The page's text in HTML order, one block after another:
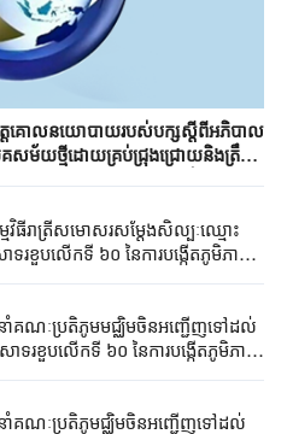
ត្តគោលនយោបាយរបស់បក្សស្តីពីអភិបាល
សម័យថ្មីដោយគ្រប់ជ្រុងជ្រោយនិងត្រឹម
សុខសាន្តនិងបរិស្ថានអេកូឡូស៊ីដ៏ល្អ
ធីរាត្រីសមោសរសម្តែង​សិល្បៈ​ឈ្មោះ​
រខួបលើកទី ៦០ នៃការបង្កើតភូមិភាគ
ាំគណៈប្រតិភូមមជ្ឈិមចិន​អញ្ជើញ​ទៅដល់
ទរខួបលើកទី ៦០ នៃការបង្កើតភូមិភាគ
ាំគណៈប្រតិភូមជ្ឈិមចិនអញ្ជើញទៅដល់